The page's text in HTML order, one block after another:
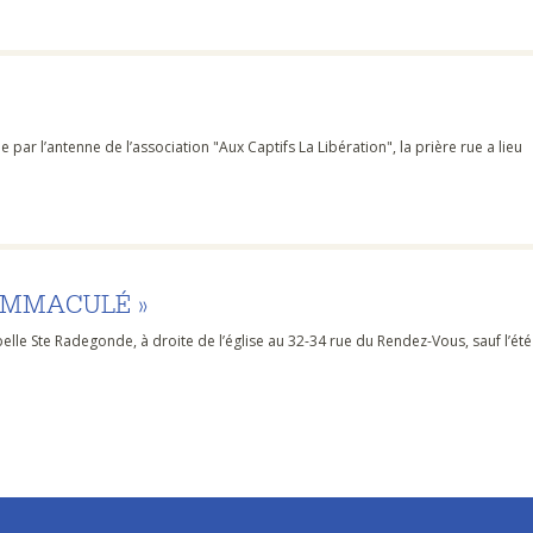
l’antenne de l’association "Aux Captifs La Libération", la prière rue a lieu
»
Ste Radegonde, à droite de l’église au 32-34 rue du Rendez-Vous, sauf l’été